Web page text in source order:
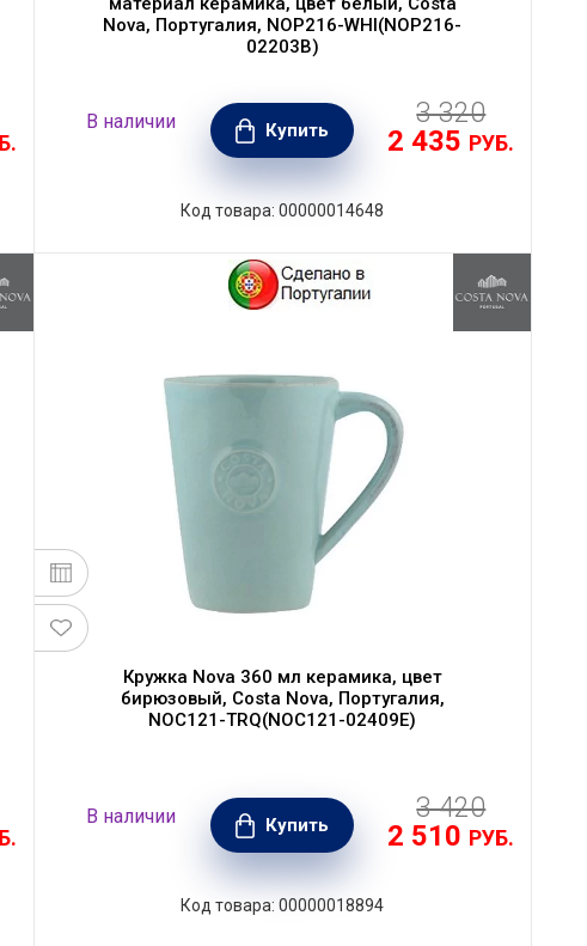
Nova, Португалия, NOP216-WHI(NOP216-
02203B)
В наличии Купить
3 320
2 435 РУБ.
Код товара: 00000014648
Кружка Nova 360 мл керамика, цвет
бирюзовый, Costa Nova, Португалия,
NOC121-TRQ(NOC121-02409E)
В наличии Купить
3 420
2 510 РУБ.
Код товара: 00000018894